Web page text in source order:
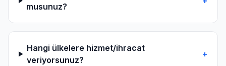
musunuz?
Hangi ülkelere hizmet/ihracat
veriyorsunuz?
+